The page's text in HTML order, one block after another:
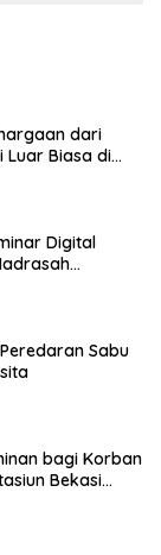
dari
Luar Biasa di
Digital
Sabu
bagi Korban
Bekasi